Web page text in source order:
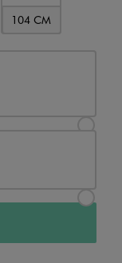
104 CM